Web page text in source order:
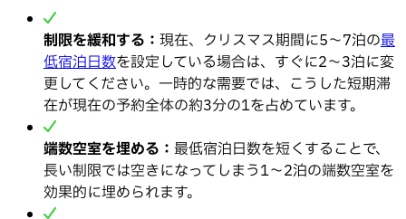
制限を緩和する： 現在、クリスマス期間に5〜7泊の最
低宿泊日数を設定している場合は、すぐに2〜3泊に変
更してください。一時的な需要では、こうした短期滞
在が現在の予約全体の約3分の1を占めています。
端数空室を埋める： 最低宿泊日数を短くすることで、
長い制限では空きになってしまう1〜2泊の端数空室を
効果的に埋められます。